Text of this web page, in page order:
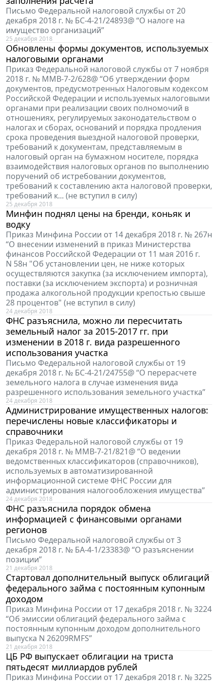
Письмо Федеральной налоговой службы от 20
декабря 2018 г. № БС-4-21/24893@ “О налоге на
имущество организаций”
25 декабря 2018
Обновлены формы документов, используемых
налоговыми органами
Приказ Федеральной налоговой службы от 7 ноября
2018 г. № ММВ-7-2/628@ “Об утверждении форм
документов, предусмотренных Налоговым кодексом
Российской Федерации и используемых налоговыми
органами при реализации своих полномочий в
отношениях, регулируемых законодательством о
налогах и сборах, оснований и порядка продления
срока проведения выездной налоговой проверки,
требований к документам, представляемым в
налоговый орган на бумажном носителе, порядка
взаимодействия налоговых органов по выполнению
поручений об истребовании документов,
требований к составлению акта налоговой проверки,
требований к... (не вступил в силу)
25 декабря 2018
Минфин поднял цены на бренди, коньяк и
водку
Приказ Минфина России от 14 декабря 2018 г. № 267н
“О внесении изменений в приказ Министерства
финансов Российской Федерации от 11 мая 2016 г.
N 58н "Об установлении цен, не ниже которых
осуществляются закупка (за исключением импорта),
поставки (за исключением экспорта) и розничная
продажа алкогольной продукции крепостью свыше
28 процентов" (не вступил в силу)
24 декабря 2018
ФНС разъяснила, можно ли пересчитать
земельный налог за 2015-2017 гг. при
изменении в 2018 г. вида разрешенного
использования участка
Письмо Федеральной налоговой службы от 19
декабря 2018 г. № БС-4-21/24755@ “О перерасчете
земельного налога в случае изменения вида
разрешенного использования земельного участка”
24 декабря 2018
Администрирование имущественных налогов:
перечислены новые классификаторы и
справочники
Приказ Федеральной налоговой службы от 19
декабря 2018 г. № ММВ-7-21/821@ “О ведении
ведомственных классификаторов (справочников),
используемых в автоматизированной
информационной системе ФНС России для
администрирования налогообложения имущества”
24 декабря 2018
ФНС разъяснила порядок обмена
информацией с финансовыми органами
регионов
Письмо Федеральной налоговой службы от 3
декабря 2018 г. № БА-4-1/23383@ “О разъяснении
позиции”
21 декабря 2018
Стартовал дополнительный выпуск облигаций
федерального займа с постоянным купонным
доходом
Приказ Минфина России от 17 декабря 2018 г. № 3224
“Об эмиссии облигаций федерального займа с
постоянным купонным доходом дополнительного
выпуска N 26209RMFS”
21 декабря 2018
ЦБ РФ выпускает облигации на триста
пятьдесят миллиардов рублей
Приказ Минфина России от 17 декабря 2018 г. № 3225